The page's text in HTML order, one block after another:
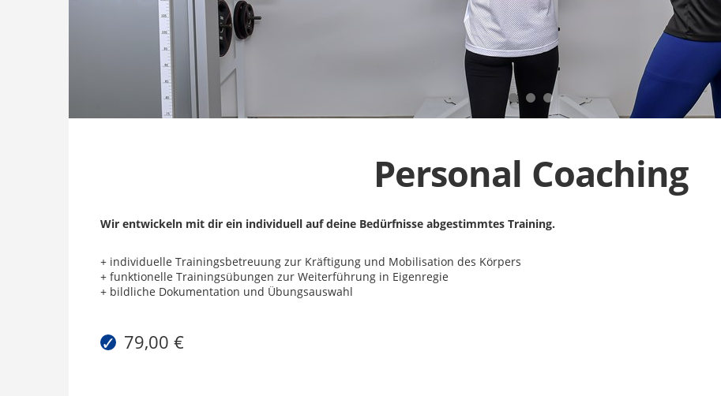
Personal Coaching
Wir entwickeln mit dir ein individuell auf deine Bedürfnisse abgestimmtes Training.
+ individuelle Trainingsbetreuung zur Kräftigung und Mobilisation des Körpers
+ funktionelle Trainingsübungen zur Weiterführung in Eigenregie
+ bildliche Dokumentation und Übungsauswahl
79,00 €